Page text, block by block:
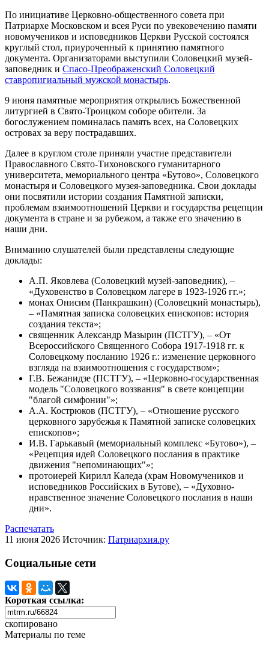
По инициативе Церковно-общественного совета при
Патриархе Московском и всея Руси по увековечению памяти
новомучеников и исповедников Церкви Русской состоялся
круглый стол, приуроченный к принятию памятного
документа. Организаторами выступили Соловецкий музей-
заповедник и Спасо-Преображенский Соловецкий
ставропигиальный мужской монастырь.
9 июня памятные мероприятия открылись Божественной
литургией в Свято-Троицком соборе обители. За
богослужением поминалась память всех, на Соловецких
островах за веру пострадавших.
Далее в круглом столе приняли участие представители
Православного Свято-Тихоновского гуманитарного
университета, мемориального центра «Бутово», Соловецкого
монастыря и Соловецкого музея-заповедника. Свои доклады
они посвятили истории создания Памятной записки,
проблемам взаимоотношений Церкви и государства рецепции
документа в стране и за рубежом, а также его значению в
наши дни.
Вниманию слушателей были представлены следующие
доклады:
А.П. Яковлева (Соловецкий музей-заповедник), –
«Духовенство в Соловецком лагере в 1923-1926 гг.»;
монах Онисим (Панкрашкин) (Соловецкий монастырь),
– «Памятная записка соловецких епископов: история
создания текста»;
священник Александр Мазырин (ПСТГУ), – «От
Всероссийского Священного Собора 1917-1918 гг. к
Соловецкому посланию 1926 г.: изменение церковного
взгляда на взаимоотношения с государством»;
Г.В. Бежанидзе (ПСТГУ), – «Церковно-государственная
модель "Соловецкого воззвания" в свете концепции
"благой симфонии"»;
А.А. Кострюков (ПСТГУ), – «Отношение русского
церковного зарубежья к Памятной записке соловецких
епископов»;
И.В. Гарькавый (мемориальный комплекс «Бутово»), –
«Рецепция идей Соловецкого послания в практике
движения "непоминающих"»;
протоиерей Кирилл Каледа (храм Новомучеников и
исповедников Российских в Бутове), – «Духовно-
нравственное значение Соловецкого послания в наши
дни».
Распечатать
11 июня 2026 Источник: Патриархия.ру
Социальные сети
Короткая ссылка:
скопировано
Материалы по теме